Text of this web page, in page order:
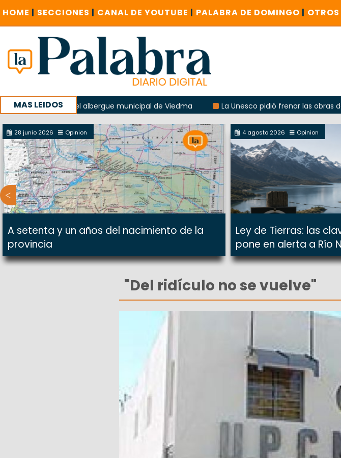
HOME | SECCIONES | CANAL DE YOUTUBE | PALABRA DE DOMINGO |
MAS LEIDOS
del albergue municipal de Viedma La Unesco pidió frenar las obras del
con un encuentro provincial en Roca
28 junio 2026 Opinion
A setenta y un años del nacimiento de la
provincia
4 agosto 2026 Opinion
Ley de Tierras: las
pone en alerta a Río
"Del ridículo no se vuelve"